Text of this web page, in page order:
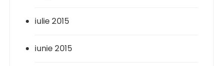
iulie 2015
iunie 2015